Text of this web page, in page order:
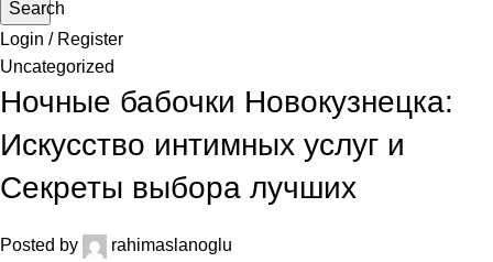
panel
panel
panel
panel
panel
Search
Login / Register
Uncategorized
Ночные бабочки Новокузнецка:
Искусство интимных услуг и
Секреты выбора лучших
Posted by
rahimaslanoglu